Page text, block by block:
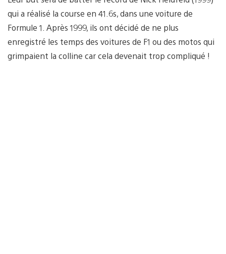
qui a réalisé la course en 41.6s, dans une voiture de
Formule 1. Après 1999, ils ont décidé de ne plus
enregistré les temps des voitures de F1 ou des motos qui
grimpaient la colline car cela devenait trop compliqué !